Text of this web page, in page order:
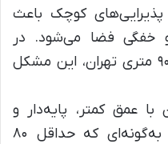
کوچک باعث
فضا می‌شود. در
بسیاری از آپارتمان‌های ۷۰ تا ۹۰ متری تهران، این مشکل
با عمق کمتر، پایه‌دار و
متناسب با مقیاس فضاست؛ به‌گونه‌ای که حداقل ۸۰